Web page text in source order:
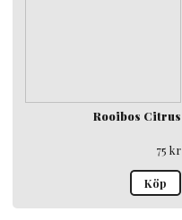
Rooibos Citrus
75 kr
Köp